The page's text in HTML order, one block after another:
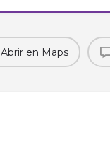
Abrir en Maps